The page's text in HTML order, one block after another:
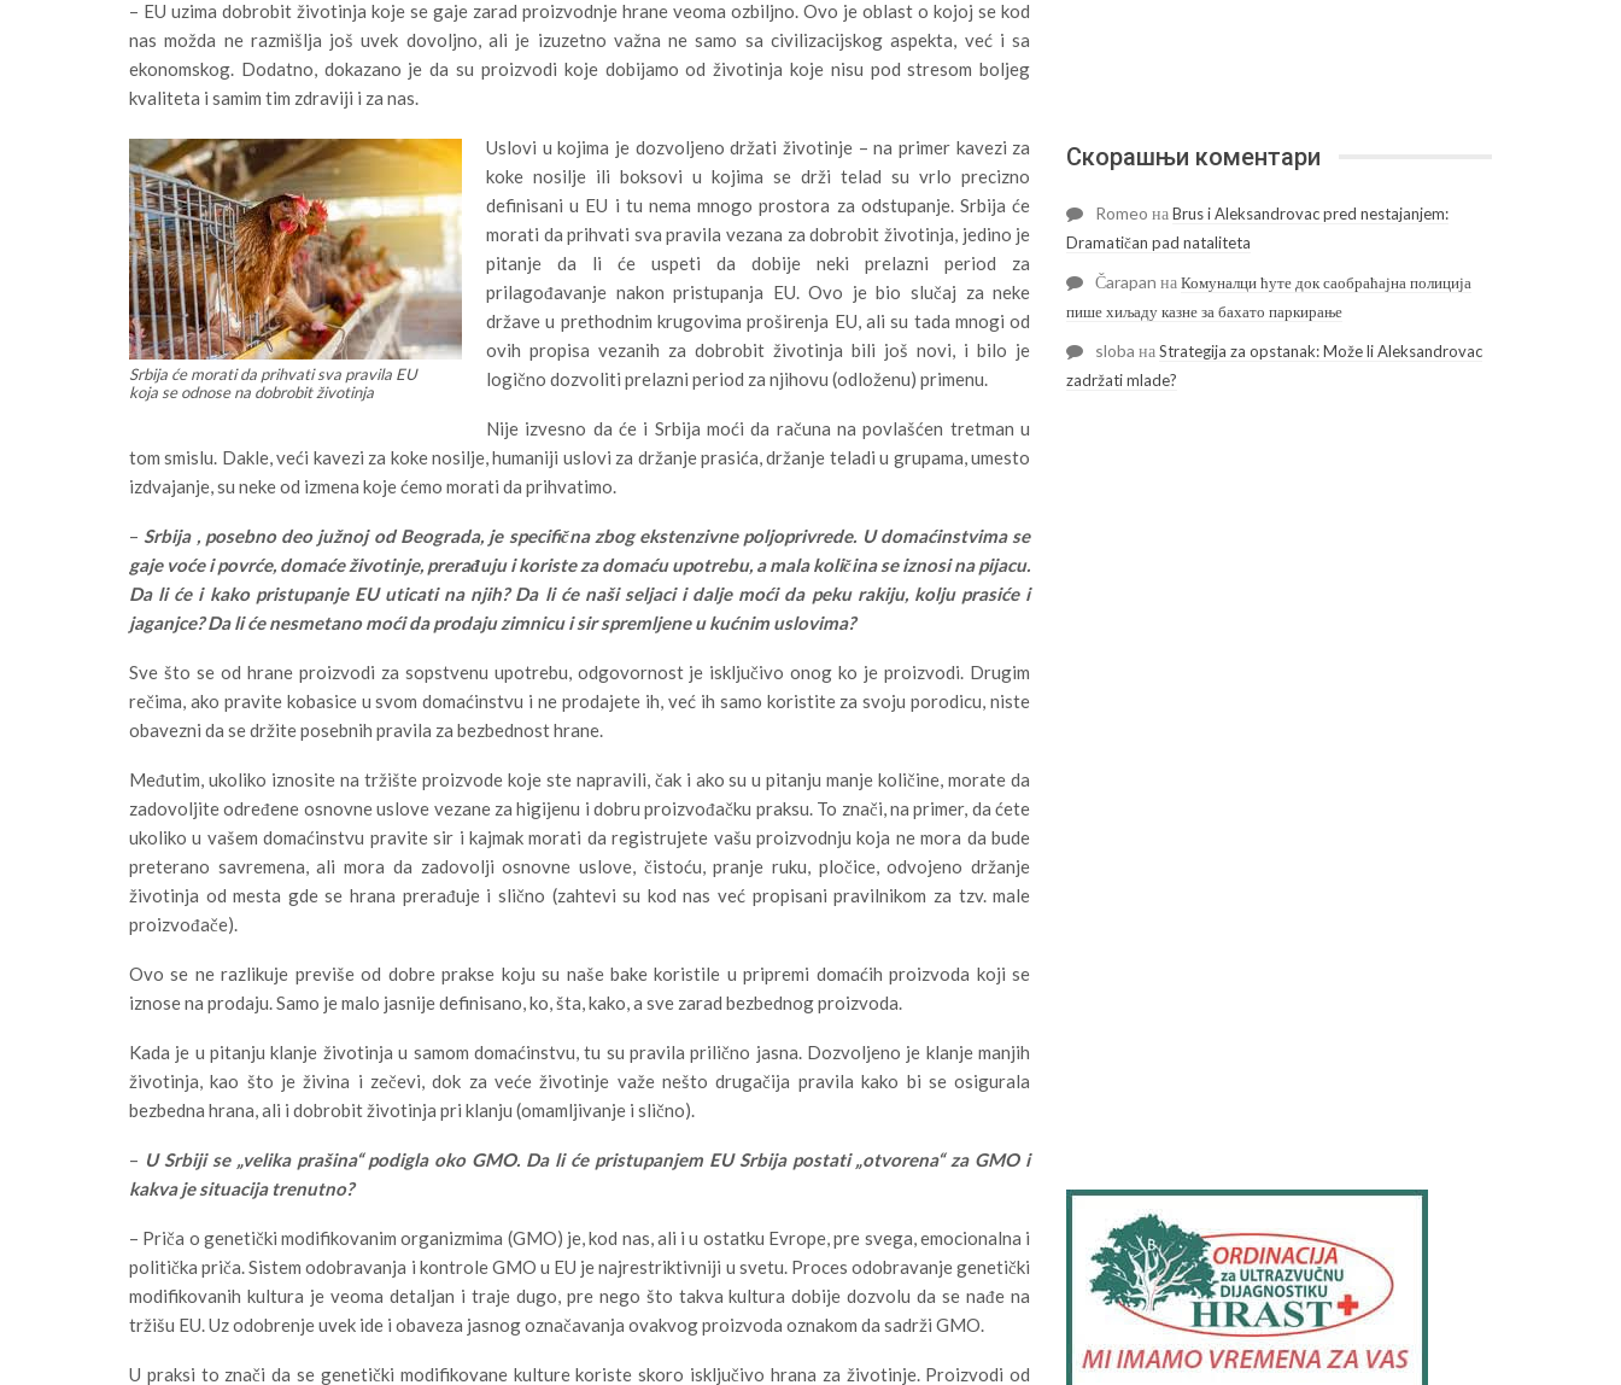
– EU uzima dobrobit životinja koje se gaje zarad proizvodnje hrane veoma ozbiljno. Ovo je oblast o kojoj se kod
nas možda ne razmišlja još uvek dovoljno, ali je izuzetno važna ne samo sa civilizacijskog aspekta, već i sa
ekonomskog. Dodatno, dokazano je da su proizvodi koje dobijamo od životinja koje nisu pod stresom boljeg
kvaliteta i samim tim zdraviji i za nas.
Srbija će morati da prihvati sva pravila EU
koja se odnose na dobrobit životinja
Uslovi u kojima je dozvoljeno držati životinje – na primer kavezi za
koke nosilje ili boksovi u kojima se drži telad su vrlo precizno
definisani u EU i tu nema mnogo prostora za odstupanje. Srbija će
morati da prihvati sva pravila vezana za dobrobit životinja, jedino je
pitanje da li će uspeti da dobije neki prelazni period za
prilagođavanje nakon pristupanja EU. Ovo je bio slučaj za neke
države u prethodnim krugovima proširenja EU, ali su tada mnogi od
ovih propisa vezanih za dobrobit životinja bili još novi, i bilo je
logično dozvoliti prelazni period za njihovu (odloženu) primenu.
Nije izvesno da će i Srbija moći da računa na povlašćen tretman u
tom smislu. Dakle, veći kavezi za koke nosilje, humaniji uslovi za držanje prasića, držanje teladi u grupama, umesto
izdvajanje, su neke od izmena koje ćemo morati da prihvatimo.
–Srbija , posebno deo južnoj od Beograda, je specifična zbog ekstenzivne poljoprivrede. U domaćinstvima se
gaje voće i povrće, domaće životinje, prerađuju i koriste za domaću upotrebu, a mala količina se iznosi na pijacu.
Da li će i kako pristupanje EU uticati na njih? Da li će naši seljaci i dalje moći da peku rakiju, kolju prasiće i
jaganjce? Da li će nesmetano moći da prodaju zimnicu i sir spremljene u kućnim uslovima?
Sve što se od hrane proizvodi za sopstvenu upotrebu, odgovornost je isključivo onog ko je proizvodi. Drugim
rečima, ako pravite kobasice u svom domaćinstvu i ne prodajete ih, već ih samo koristite za svoju porodicu, niste
obavezni da se držite posebnih pravila za bezbednost hrane.
Međutim, ukoliko iznosite na tržište proizvode koje ste napravili, čak i ako su u pitanju manje količine, morate da
zadovoljite određene osnovne uslove vezane za higijenu i dobru proizvođačku praksu. To znači, na primer, da ćete
ukoliko u vašem domaćinstvu pravite sir i kajmak morati da registrujete vašu proizvodnju koja ne mora da bude
preterano savremena, ali mora da zadovolji osnovne uslove, čistoću, pranje ruku, pločice, odvojeno držanje
životinja od mesta gde se hrana prerađuje i slično (zahtevi su kod nas već propisani pravilnikom za tzv. male
proizvođače).
Ovo se ne razlikuje previše od dobre prakse koju su naše bake koristile u pripremi domaćih proizvoda koji se
iznose na prodaju. Samo je malo jasnije definisano, ko, šta, kako, a sve zarad bezbednog proizvoda.
Kada je u pitanju klanje životinja u samom domaćinstvu, tu su pravila prilično jasna. Dozvoljeno je klanje manjih
životinja, kao što je živina i zečevi, dok za veće životinje važe nešto drugačija pravila kako bi se osigurala
bezbedna hrana, ali i dobrobit životinja pri klanju (omamljivanje i slično).
– U Srbiji se „velika prašina“ podigla oko GMO. Da li će pristupanjem EU Srbija postati „otvorena“ za GMO i
kakva je situacija trenutno?
– Priča o genetički modifikovanim organizmima (GMO) je, kod nas, ali i u ostatku Evrope, pre svega, emocionalna i
politička priča. Sistem odobravanja i kontrole GMO u EU je najrestriktivniji u svetu. Proces odobravanje genetički
modifikovanih kultura je veoma detaljan i traje dugo, pre nego što takva kultura dobije dozvolu da se nađe na
tržišu EU. Uz odobrenje uvek ide i obaveza jasnog označavanja ovakvog proizvoda oznakom da sadrži GMO.
U praksi to znači da se genetički modifikovane kulture koriste skoro isključivo hrana za životinje. Proizvodi od
Скорашњи коментари
Romeo наBrus i Aleksandrovac pred nestajanjem:
Dramatičan pad nataliteta
Čarapan наКомуналци ћуте док саобраћајна полиција
пише хиљаду казне за бахато паркирање
sloba наStrategija za opstanak: Može li Aleksandrovac
zadržati mlade?